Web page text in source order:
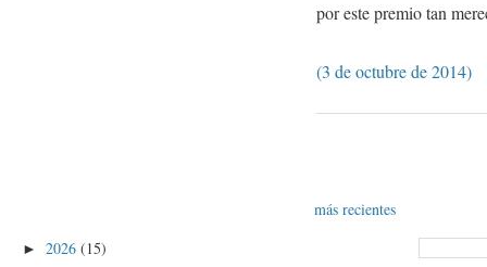
por este premio tan
(3 de octubre de 2014)
más recientes
► 2026 (15)